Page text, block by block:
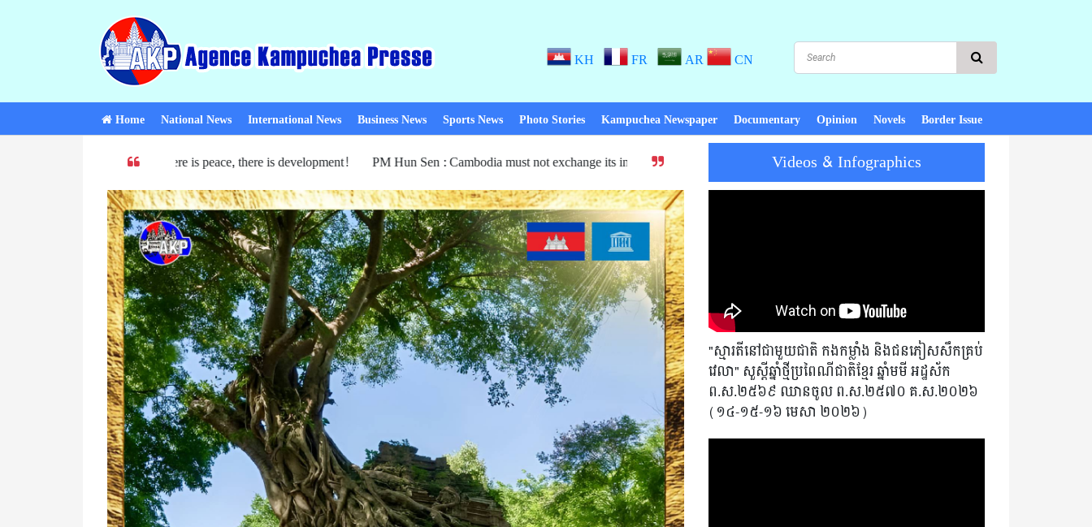
KH FR AR CN
Home National News International News Business News Sports News Photo Stories Kampuchea Newspaper Documentary Opinion Novels Border Issue
When there is peace, there is development! PM Hun Sen : Cambodia must not exchange its independence and sovereignty for anything else. We will not die or become rich even though we continue
Videos & Infographics
Previous Next
"ស្មារតីនៅជាមួយជាតិ កងកម្លាំង និងជនភៀសសឹកគ្រប់
វេលា" សួស្តីឆ្នាំថ្មីប្រពៃណីជាតិខ្មែរ ឆ្នាំមមី អដ្ឋស័ក
ព.ស.២៥៦៩ ឈានចូល ព.ស.២៥៧០ គ.ស.២០២៦
(១៤-១៥-១៦ មេសា ២០២៦)